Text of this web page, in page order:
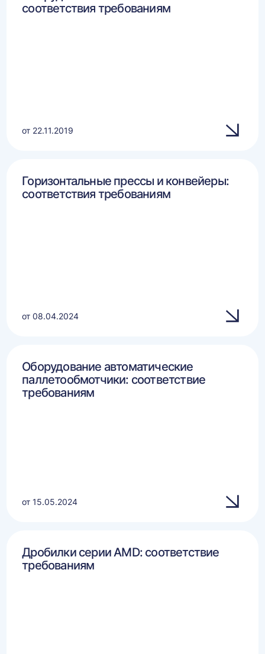
соответствия требованиям
от 22.11.2019
Горизонтальные прессы и конвейеры:
соответствия требованиям
от 08.04.2024
Оборудование автоматические
паллетообмотчики: соответствие
требованиям
от 15.05.2024
Дробилки серии AMD: соответствие
требованиям